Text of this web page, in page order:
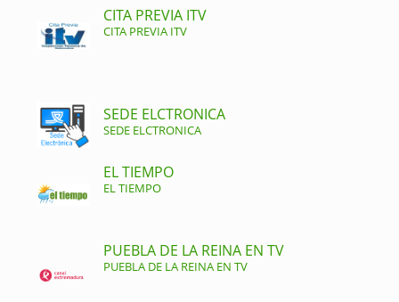
CITA PREVIA ITV
CITA PREVIA ITV
SEDE ELCTRONICA
SEDE ELCTRONICA
EL TIEMPO
EL TIEMPO
PUEBLA DE LA REINA EN TV
PUEBLA DE LA REINA EN TV